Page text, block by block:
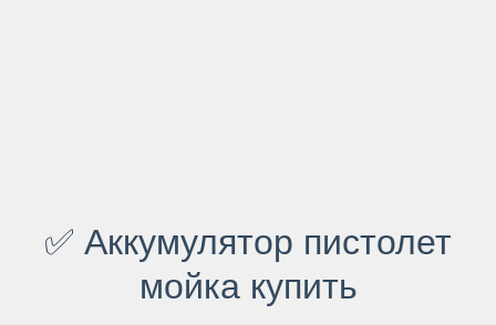
✅ Аккумулятор пистолет
мойка купить